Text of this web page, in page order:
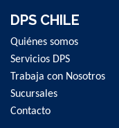
DPS CHILE
Quiénes somos
Servicios DPS
Trabaja con Nosotros
Sucursales
Contacto